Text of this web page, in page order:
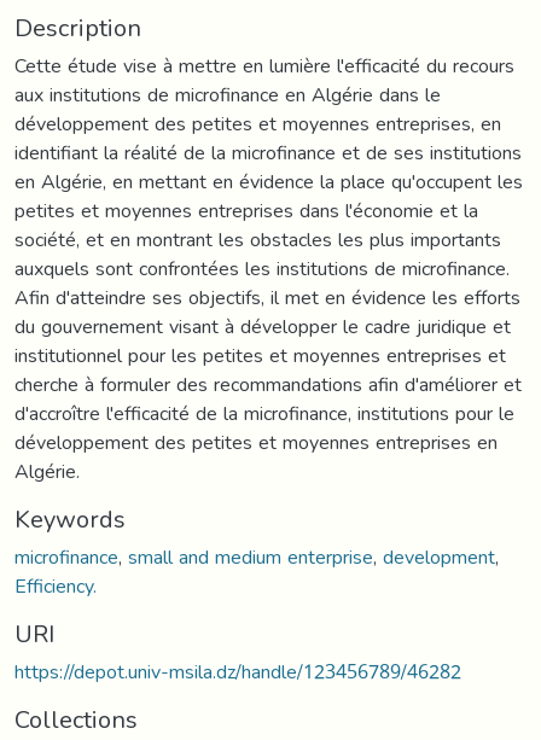
Description
Cette étude vise à mettre en lumière l'efficacité du recours
aux institutions de microfinance en Algérie dans le
développement des petites et moyennes entreprises, en
identifiant la réalité de la microfinance et de ses institutions
en Algérie, en mettant en évidence la place qu'occupent les
petites et moyennes entreprises dans l'économie et la
société, et en montrant les obstacles les plus importants
auxquels sont confrontées les institutions de microfinance.
Afin d'atteindre ses objectifs, il met en évidence les efforts
du gouvernement visant à développer le cadre juridique et
institutionnel pour les petites et moyennes entreprises et
cherche à formuler des recommandations afin d'améliorer et
d'accroître l'efficacité de la microfinance, institutions pour le
développement des petites et moyennes entreprises en
Algérie.
Keywords
microfinance,small and medium enterprise,development,
Efficiency.
URI
https://depot.univ-msila.dz/handle/123456789/46282
Collections